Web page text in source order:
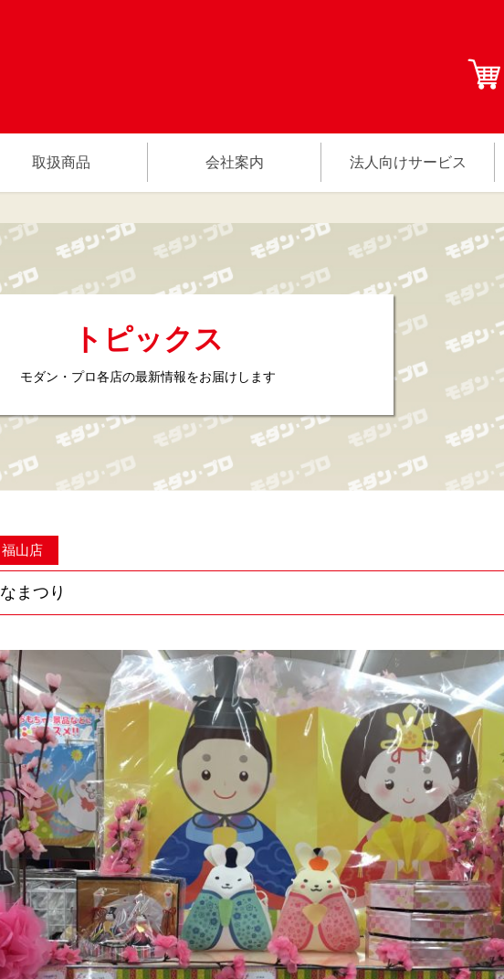
取扱商品 会社案内 法人向けサービス
トピックス
モダン・プロ各店の最新情報をお届けします
福山店
ひなまつり